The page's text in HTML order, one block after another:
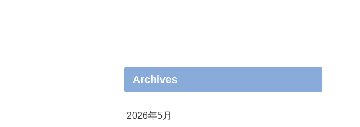
Archives
2026年5月